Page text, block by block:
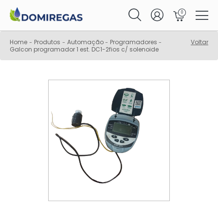
0
Home - Produtos - Automação- Programadores -
Galcon programador 1 est. DC1-2fios c/ solenoide
Voltar